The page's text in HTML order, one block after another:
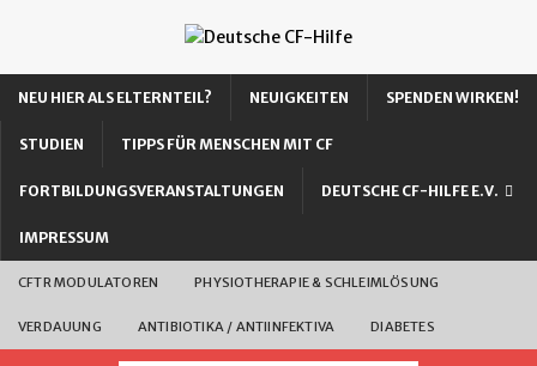
NEU HIER ALS ELTERNTEIL? NEUIGKEITEN SPENDEN WIRKEN!
STUDIEN TIPPS FÜR MENSCHEN MIT CF
FORTBILDUNGSVERANSTALTUNGEN DEUTSCHE CF-HILFE E.V.
IMPRESSUM
CFTR MODULATOREN PHYSIOTHERAPIE & SCHLEIMLÖSUNG
VERDAUUNG ANTIBIOTIKA / ANTIINFEKTIVA DIABETES